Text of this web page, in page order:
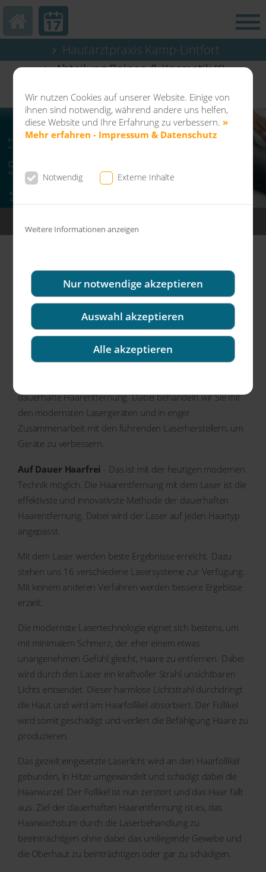
Wir nutzen Cookies auf unserer Website. Einige von
ihnen sind notwendig, während andere uns helfen,
diese Website und Ihre Erfahrung zu verbessern. »
Mehr erfahren - Impressum & Datenschutz
Notwendig Externe Inhalte
Weitere Informationen anzeigen
Nur notwendige akzeptieren
Auswahl akzeptieren
Alle akzeptieren
Hautarztpraxis Kamp-Lintfort
Abteilung Balneo & Kosmetik KL
02842 - 9 21 49 90
Laserepilation - Auf Dauer Haarfrei
Schon 1996 wurde in unserer Praxis die erste
Laserepilation durchgeführt. Mit nun über 20 Jahren
Erfahrung in der medizinischen und kosmetischen
Laserepilationen sind wir Ihre Profis in Sachen seidig
glatter Haut und dauerhafte Haarentfernung.
dauerhafte Haarentfernung. Dabei behandeln wir Sie mit
den modernsten Lasergeräten und in enger
Zusammenarbeit mit den führenden Laserherstellern, um
Geräte zu verbessern.
Auf Dauer Haarfrei - Das ist mit der heutigen modernen
Technik möglich. Die Haarentfernung mit dem Laser ist die
effektivste und innovativste Methode der dauerhaften
Haarentfernung. Dabei wird der Laser auf jeden Haartyp
angepasst.
Mit dem Laser werden beste Ergebnisse erreicht. Dazu
stehen uns 16 verschiedene Lasersysteme zur Verfügung.
Mit keinem anderen Verfahren werden bessere Ergebisse
erzielt.
Die modernste Lasertechnologie eignet sich bestens, um
mit minimalem Schmerz, der eher einem etwas
unangenehmen Gefühl gleicht, Haare zu entfernen. Dabei
wird durch den Laser ein kraftvoller Strahl unsichtbaren
Lichts entsendet. Dieser harmlose Lichtstrahl durchdringt
die Haut und wird am Haarfollikel absorbiert. Der Follikel
wird somit geschädigt und verliert die Befähigung Haare zu
produzieren.
Das gezielt eingesetzte Laserlicht wird an den Haarfollikel
gebunden, in Hitze umgewandelt und schädigt dabei die
Haarwurzel. Der Follikel ist nun zerstört und das Haar fällt
aus. Ziel der dauerhaften Haarentfernung ist es, das
Haarwachstum durch die Laserbehandlung zu
beeinträchtigen ohne dabei das umliegende Gewebe und
die Oberhaut zu beinträchtigen oder gar zu schädigen.